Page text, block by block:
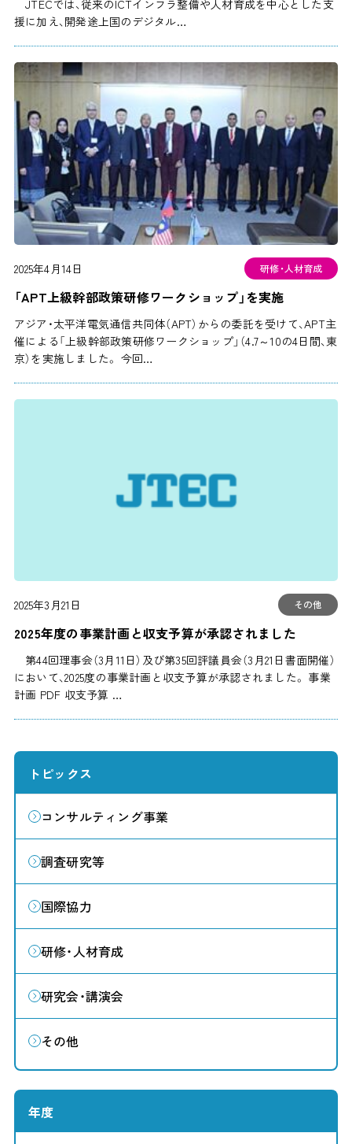
JTECでは、従来のICTインフラ整備や人材育成を中心とした支
援に加え、開発途上国のデジタル…
2025年4月14日 研修・人材育成
「APT上級幹部政策研修ワークショップ」を実施
アジア・太平洋電気通信共同体（APT）からの委託を受けて、APT主
催による「上級幹部政策研修ワークショップ」（4.7～10の4日間、東
京）を実施しました。 今回…
2025年3月21日 その他
2025年度の事業計画と収支予算が承認されました
第44回理事会（3月11日）及び第35回評議員会（3月21日書面開催）
において、2025度の事業計画と収支予算が承認されました。 事業
計画 PDF 収支予算 …
トピックス
コンサルティング事業
調査研究等
国際協力
研修・人材育成
研究会・講演会
その他
年度